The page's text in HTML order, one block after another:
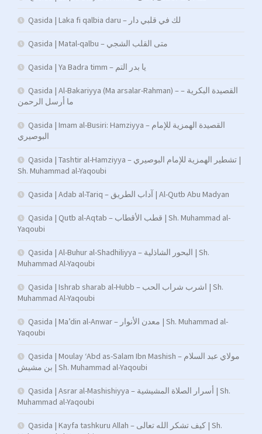
Qasida | Laka fi qalbia daru – لك في قلبي دار
Qasida | Matal-qalbu – متى القلب الشجي
Qasida | Ya Badra timm – يا بدر التم
Qasida | Al-Bakariyya (Ma arsalar-Rahman) – القصيدة البكرية –
ما أرسل الرحمن
Qasida | Imam al-Busiri: Hamziyya – القصيدة الهمزية للإمام
البوصيري
Qasida | Tashtir al-Hamziyya – تشطير الهمزية للإمام البوصيري |
Sh. Muhammad al-Yaqoubi
Qasida | Adab al-Tariq – آداب الطريق | Al-Qutb Abu Madyan
Qasida | Qutb al-Aqtab – قطب الأقطاب | Sh. Muhammad al-
Yaqoubi
Qasida | Al-Buhur al-Shadhiliyya – البحور الشاذلية | Sh.
Muhammad Al-Yaqoubi
Qasida | Ishrab sharab al-Hubb – اشرب شراب الحب | Sh.
Muhammad Al-Yaqoubi
Qasida | Ma’din al-Anwar – معدن الأنوار | Sh. Muhammad al-
Yaqoubi
Qasida | Moulay ‘Abd as-Salam Ibn Mashish – مولاي عبد السلام
بن مشيش | Sh. Muhammad al-Yaqoubi
Qasida | Asrar al-Mashishiyya – أسرار الصلاة المشيشية | Sh.
Muhammad al-Yaqoubi
Qasida | Kayfa tashkuru Allah – كيف تشكر الله تعالى | Sh.